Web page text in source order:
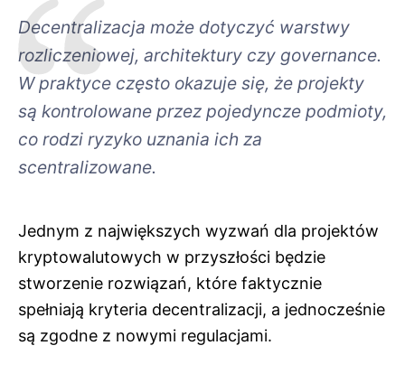
Decentralizacja może dotyczyć warstwy
rozliczeniowej, architektury czy governance.
W praktyce często okazuje się, że projekty
są kontrolowane przez pojedyncze podmioty,
co rodzi ryzyko uznania ich za
scentralizowane.
Jednym z największych wyzwań dla projektów
kryptowalutowych w przyszłości będzie
stworzenie rozwiązań, które faktycznie
spełniają kryteria decentralizacji, a jednocześnie
są zgodne z nowymi regulacjami.